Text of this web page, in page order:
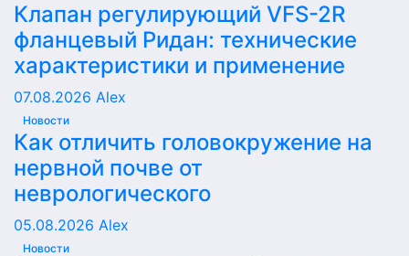
Клапан регулирующий VFS-2R
фланцевый Ридан: технические
характеристики и применение
07.08.2026 Alex
Новости
Как отличить головокружение на
нервной почве от
неврологического
05.08.2026 Alex
Новости